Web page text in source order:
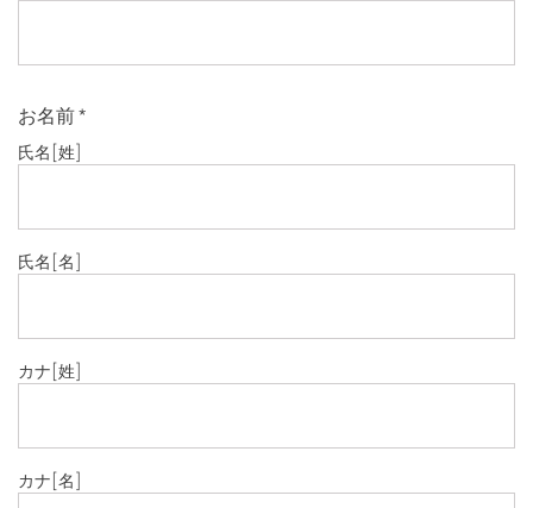
お名前*
氏名 [姓]
氏名 [名]
カナ[姓]
カナ[名]